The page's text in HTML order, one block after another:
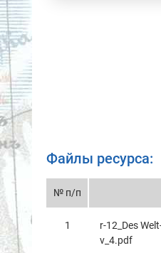
Файлы ресурса:
№ п/п
1
r-12_Des
v_4.pdf